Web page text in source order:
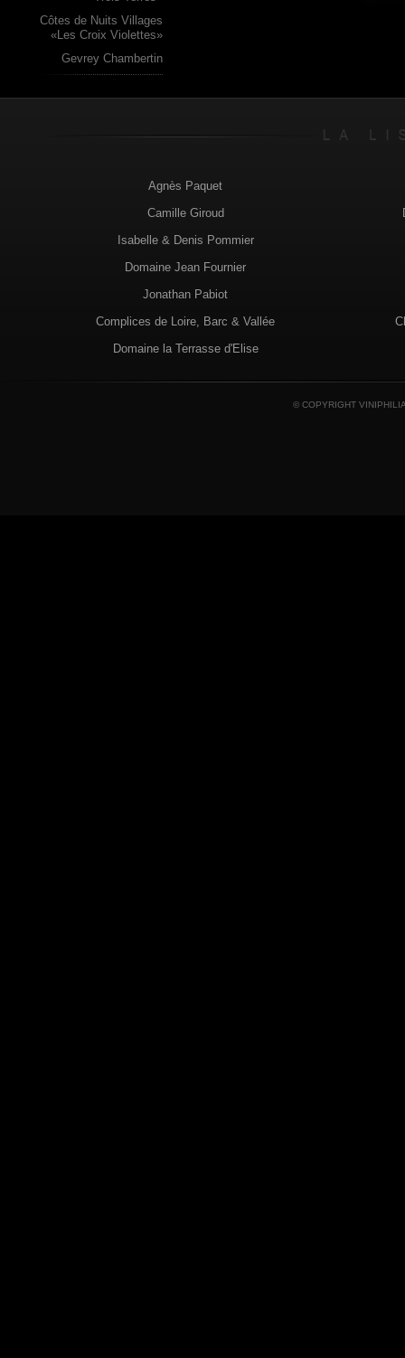
Côtes de Nuits Villages
«Les Croix Violettes»
Gevrey Chambertin
Agnès Paquet
Camille Giroud
Isabelle & Denis Pommier
Domaine Jean Fournier
Jonathan Pabiot
Complices de Loire, Barc & Vallée
Domaine la Terrasse d'Elise
© COPYRIGHT